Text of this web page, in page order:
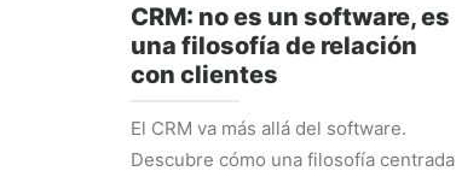
CRM: no es un software, es
una filosofía de relación
con clientes
El CRM va más allá del software.
Descubre cómo una filosofía centrada